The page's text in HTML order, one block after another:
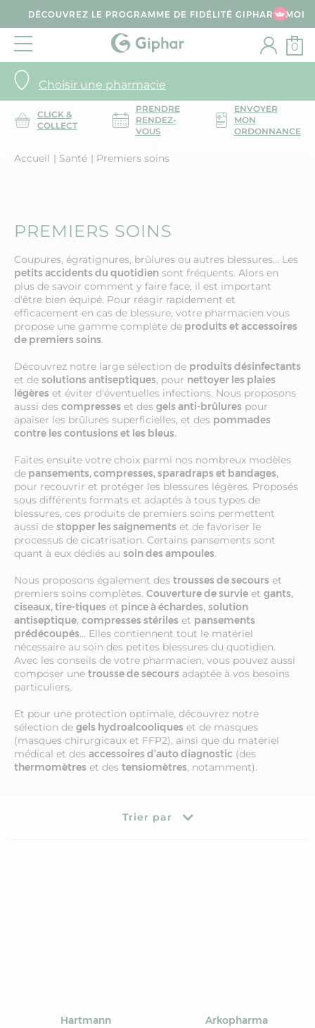
DÉCOUVREZ LE PROGRAMME DE FIDÉLITÉ GIPHAR & MOI
Choisir une pharmacie
0
CLICK &
COLLECT
PRENDRE
RENDEZ-
VOUS
ENVOYER
MON
ORDONNANCE
Accueil Santé Premiers soins
PREMIERS SOINS
Coupures, égratignures, brûlures ou autres blessures… Les
petits accidents du quotidien sont fréquents. Alors en
plus de savoir comment y faire face, il est important
d'être bien équipé. Pour réagir rapidement et
efficacement en cas de blessure, votre pharmacien vous
propose une gamme complète de produits et accessoires
de premiers soins.
Découvrez notre large sélection de produits désinfectants
et de solutions antiseptiques, pour nettoyer les plaies
légères et éviter d'éventuelles infections. Nous proposons
aussi des compresses et des gels anti-brûlures pour
apaiser les brûlures superficielles, et des pommades
contre les contusions et les bleus.
Faites ensuite votre choix parmi nos nombreux modèles
de pansements, compresses, sparadraps et bandages,
pour recouvrir et protéger les blessures légères. Proposés
sous différents formats et adaptés à tous types de
blessures, ces produits de premiers soins permettent
aussi de stopper les saignements et de favoriser le
processus de cicatrisation. Certains pansements sont
quant à eux dédiés au soin des ampoules.
Nous proposons également des trousses de secours et
premiers soins complètes. Couverture de survie et gants,
ciseaux, tire-tiques et pince à échardes, solution
antiseptique, compresses stériles et pansements
prédécoupés… Elles contiennent tout le matériel
nécessaire au soin des petites blessures du quotidien.
Avec les conseils de votre pharmacien, vous pouvez aussi
composer une trousse de secours adaptée à vos besoins
particuliers.
Et pour une protection optimale, découvrez notre
sélection de gels hydroalcooliques et de masques
(masques chirurgicaux et FFP2), ainsi que du matériel
médical et des accessoires d’auto diagnostic (des
thermomètres et des tensiomètres, notamment).
Trier par
Hartmann
Arkopharma